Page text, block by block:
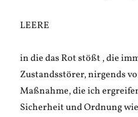
LEERE
in die das Rot stößt , die
Zustandsstörer, nirgends
Maßnahme, die ich
Sicherheit und Ordnung